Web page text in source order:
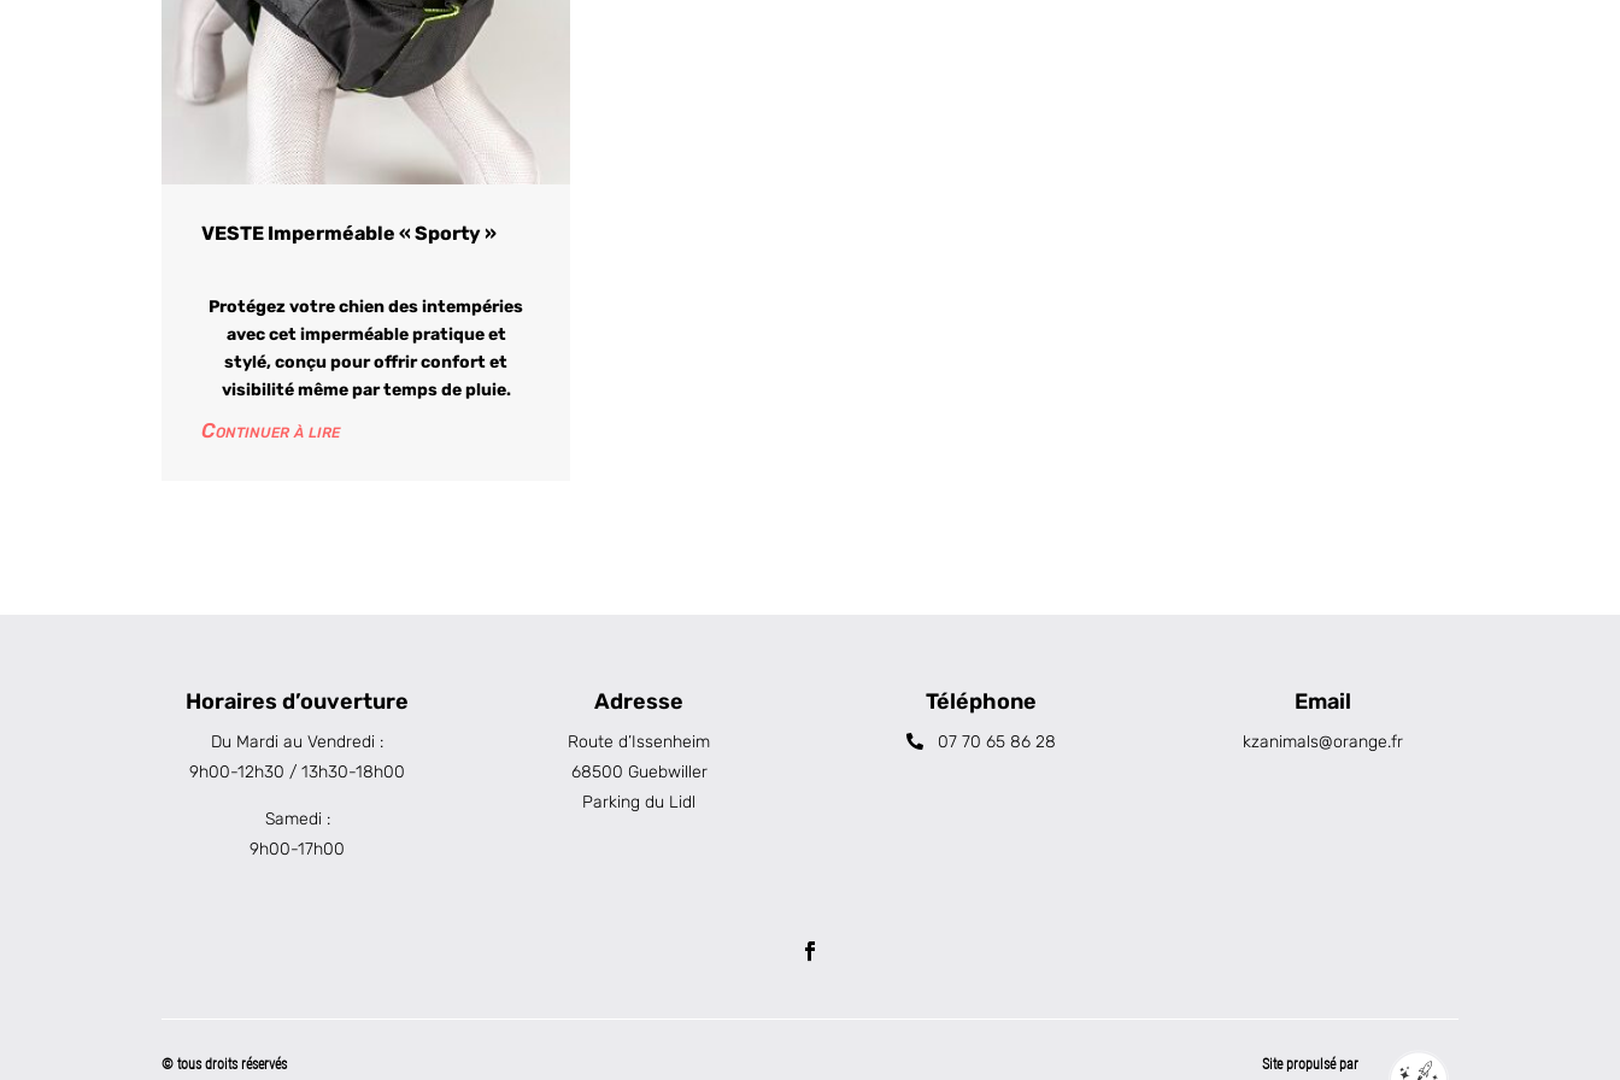
VESTE Imperméable « Sporty »
Protégez votre chien des intempéries
avec cet imperméable pratique et
stylé, conçu pour offrir confort et
visibilité même par temps de pluie.
Continuer à lire
Horaires d’ouverture
Du Mardi au Vendredi :
9h00-12h30 / 13h30-18h00
Samedi :
9h00-17h00
Adresse
Route d’Issenheim
68500 Guebwiller
Parking du Lidl
Téléphone
07 70 65 86 28
Email
kzanimals@orange.fr
© tous droits réservés Site propulsé par